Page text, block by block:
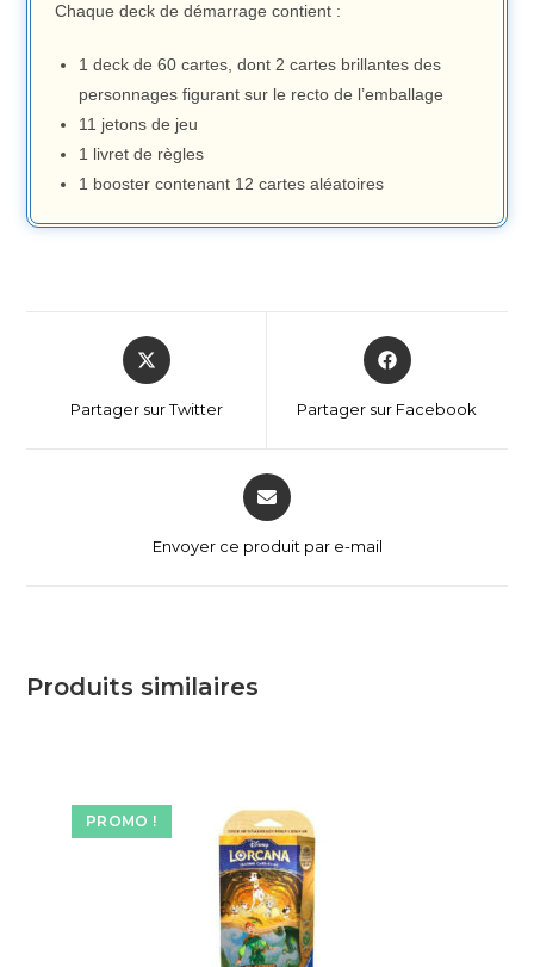
Chaque deck de démarrage contient :
1 deck de 60 cartes, dont 2 cartes brillantes des
personnages figurant sur le recto de l’emballage
11 jetons de jeu
1 livret de règles
1 booster contenant 12 cartes aléatoires
Partager sur Twitter Partager sur Facebook
Envoyer ce produit par e-mail
Produits similaires
PROMO !